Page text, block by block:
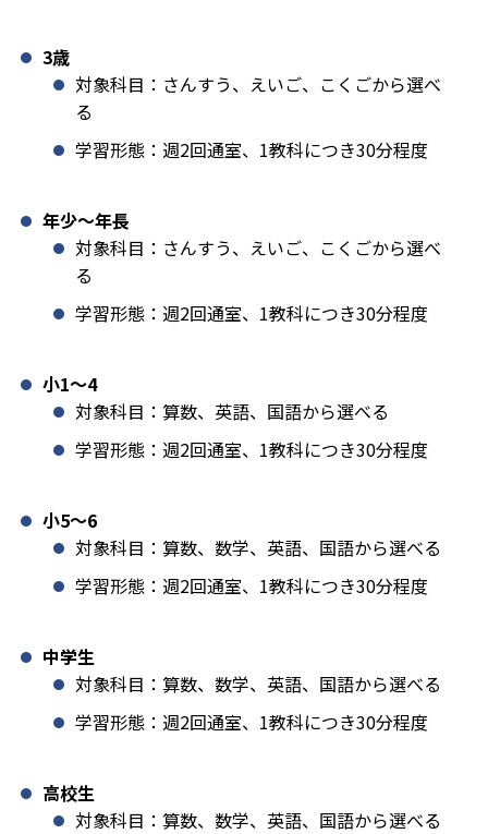
3歳
対象科目：さんすう、えいご、こくごから選べ
る
学習形態：週2回通室、1教科につき30分程度
年少〜年長
対象科目：さんすう、えいご、こくごから選べ
る
学習形態：週2回通室、1教科につき30分程度
小1️〜4
対象科目：算数、英語、国語から選べる
学習形態：週2回通室、1教科につき30分程度
小5〜6
対象科目：算数、数学、英語、国語から選べる
学習形態：週2回通室、1教科につき30分程度
中学生
対象科目：算数、数学、英語、国語から選べる
学習形態：週2回通室、1教科につき30分程度
高校生
対象科目：算数、数学、英語、国語から選べる